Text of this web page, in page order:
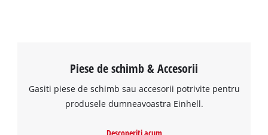
livrat intr-o cutie practica. Bitii (E6.3 Shank) si burghiurile sunt
compatibile cu toate burghiurile si surubelnitele fara cablu
disponibile in comert.
Piese de schimb & Accesorii
Gasiti piese de schimb sau accesorii potrivite pentru
produsele dumneavoastra Einhell.